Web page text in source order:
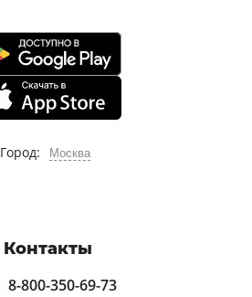
Город: Москва
Контакты
8-800-350-69-73